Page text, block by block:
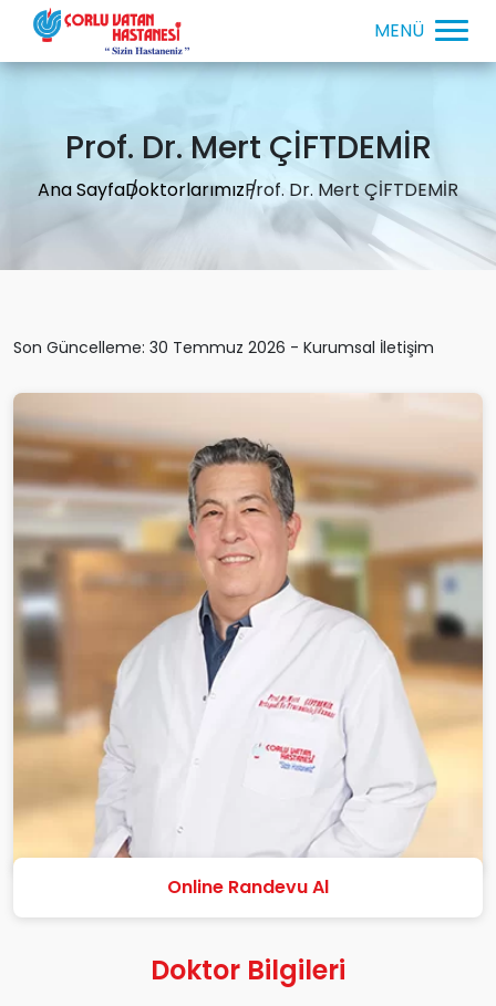
Prof. Dr. Mert ÇİFTDEMİR
Ana SayfaDoktorlarımızProf. Dr. Mert ÇİFTDEMİR
Son Güncelleme: 30 Temmuz 2026 - Kurumsal İletişim
Online Randevu Al
Doktor Bilgileri